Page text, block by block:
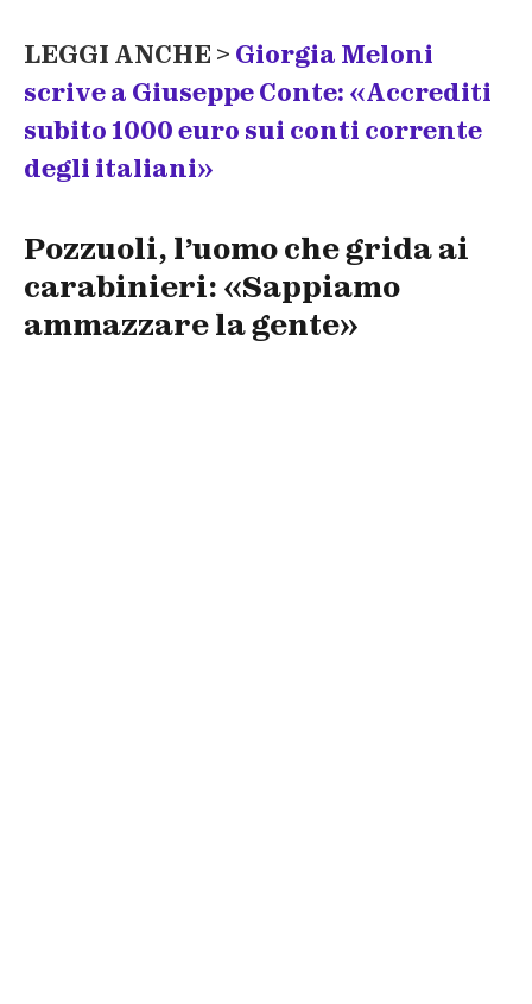
LEGGI ANCHE > Giorgia Meloni
scrive a Giuseppe Conte: «Accrediti
subito 1000 euro sui conti corrente
degli italiani»
Pozzuoli, l’uomo che grida ai
carabinieri: «Sappiamo
ammazzare la gente»